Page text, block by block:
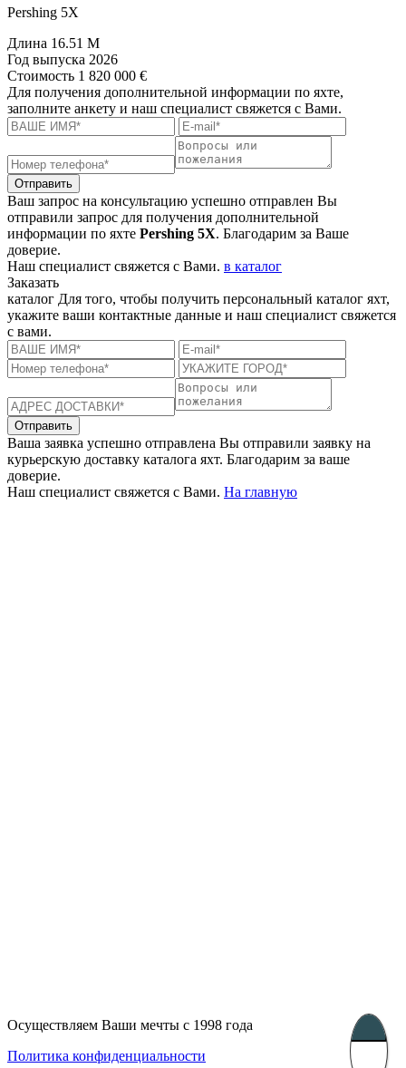
Pershing 5X
Длина 16.51 M
Год выпуска 2026
Стоимость 1 820 000 €
Для получения дополнительной информации по яхте,
заполните анкету и наш специалист свяжется с Вами.
Отправить
Ваш запрос на консультацию успешно отправлен Вы
отправили запрос для получения дополнительной
информации по яхте Pershing 5X. Благодарим за Ваше
доверие.
Наш специалист свяжется с Вами. в каталог
Заказать
каталог Для того, чтобы получить персональный каталог яхт,
укажите ваши контактные данные и наш специалист свяжется
с вами.
Отправить
Ваша заявка успешно отправлена Вы отправили заявку на
курьерскую доставку каталога яхт. Благодарим за ваше
доверие.
Наш специалист свяжется с Вами. На главную
Осуществляем Ваши мечты с 1998 года
Политика конфиденциальности